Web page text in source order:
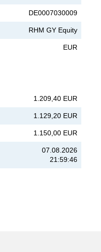
DE0007030009
RHM GY Equity
EUR
1.209,40 EUR
1.129,20 EUR
1.150,00 EUR
07.08.2026
21:59:46